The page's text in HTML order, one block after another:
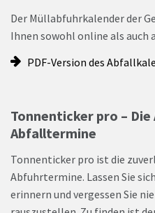
Der Müllabfuhrkalender der
Ihnen sowohl online als auch
PDF-Version des
Tonnenticker pro – Die
Abfalltermine
Tonnenticker pro ist die
Abfuhrtermine. Lassen Sie
erinnern und vergessen Sie